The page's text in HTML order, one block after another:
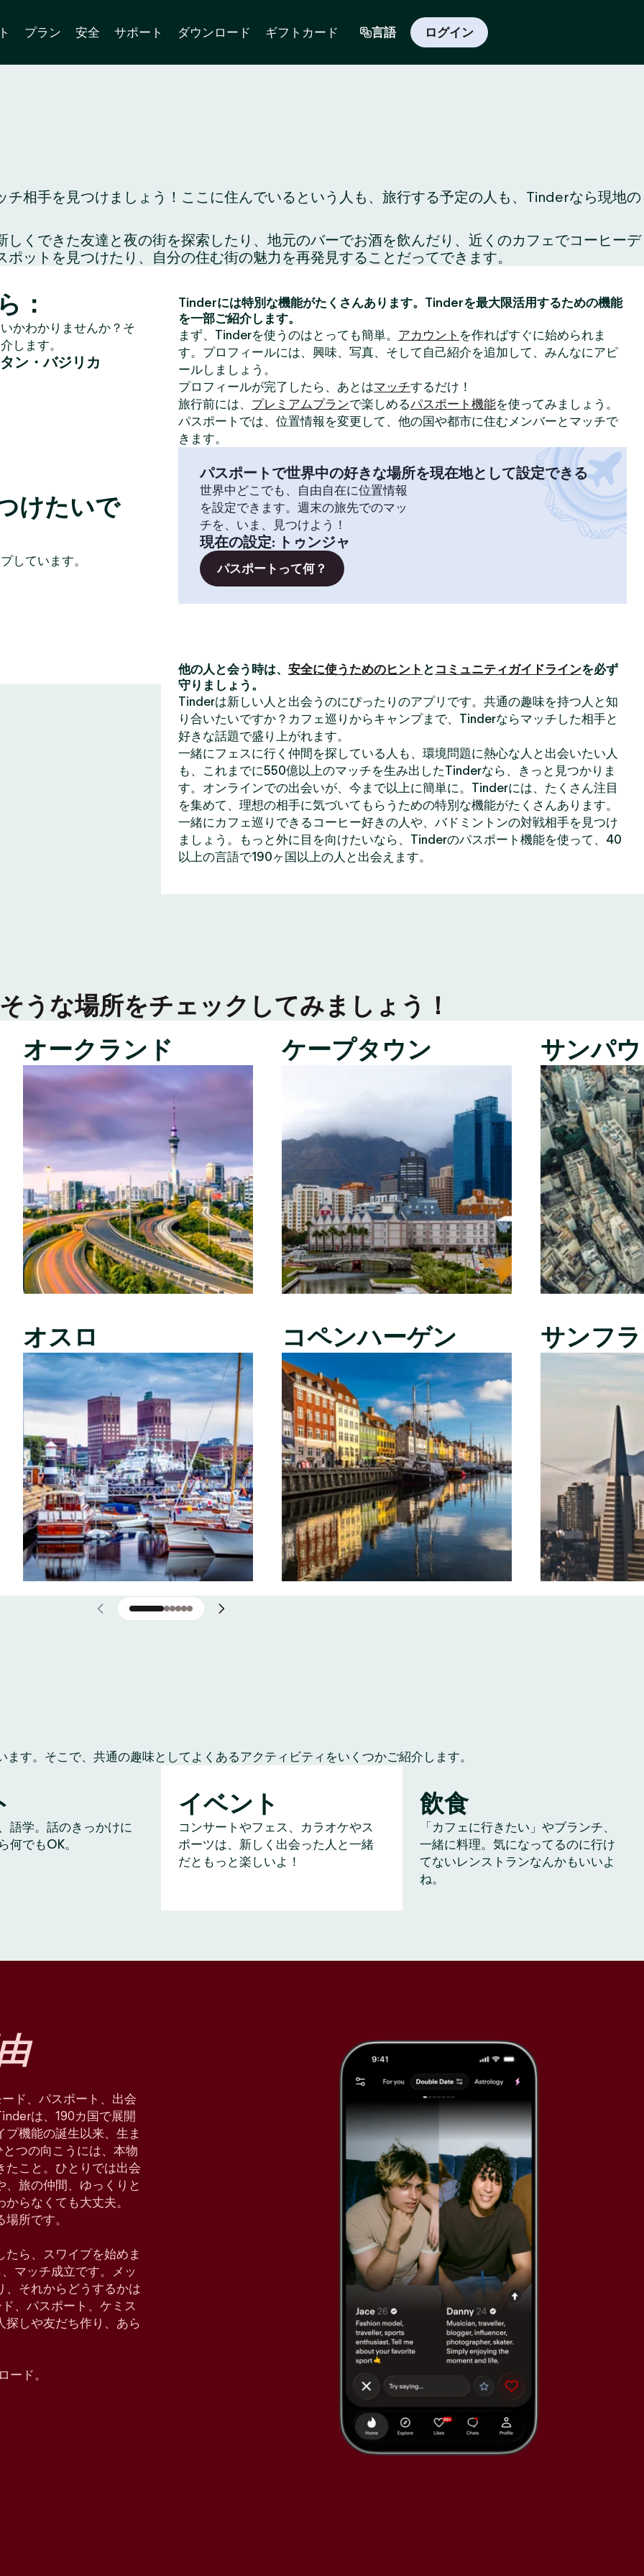
プラン 安全 サポート ダウンロード ギフトカード 言語 ログイン
相手を見つけましょう！ここに住んでいるという人も、旅行する予定の人も、Tinderなら現地の
くできた友達と夜の街を探索したり、地元のバーでお酒を飲んだり、近くのカフェでコーヒーデ
ットを見つけたり、自分の住む街の魅力を再発見することだってできます。
：
かわかりませんか？そ
します。
ン・バジリカ
けたいで
しています。
Tinderには特別な機能がたくさんあります。Tinderを最大限活用するための機能
を一部ご紹介します。
まず、Tinderを使うのはとっても簡単。 アカウント を作ればすぐに始められま
す。プロフィールには、興味、写真、そして自己紹介を追加して、みんなにアピ
ールしましょう。
プロフィールが完了したら、あとはマッチするだけ！
旅行前には、 プレミアムプランで楽しめるパスポート機能を使ってみましょう。
パスポートでは、位置情報を変更して、他の国や都市に住むメンバーとマッチで
きます。
パスポートで世界中の好きな場所を現在地として設定できる
世界中どこでも、自由自在に位置情報
を設定できます。週末の旅先でのマッ
チを、いま、見つけよう！
現在の設定: トゥンジャ
パスポートって何？
他の人と会う時は、 安全に使うためのヒント と コミュニティガイドラインを必ず
守りましょう。
Tinderは新しい人と出会うのにぴったりのアプリです。共通の趣味を持つ人と知
り合いたいですか？カフェ巡りからキャンプまで、Tinderならマッチした相手と
好きな話題で盛り上がれます。
一緒にフェスに行く仲間を探している人も、環境問題に熱心な人と出会いたい人
も、これまでに550億以上のマッチを生み出したTinderなら、きっと見つかりま
す。オンラインでの出会いが、今まで以上に簡単に。Tinderには、たくさん注目
を集めて、理想の相手に気づいてもらうための特別な機能がたくさんあります。
一緒にカフェ巡りできるコーヒー好きの人や、バドミントンの対戦相手を見つけ
ましょう。もっと外に目を向けたいなら、Tinderのパスポート機能を使って、40
以上の言語で190ヶ国以上の人と出会えます。
うな場所をチェックしてみましょう！
オークランド
オスロ
ケープタウン
コペンハーゲン
サンパ
サンフ
す。そこで、共通の趣味としてよくあるアクティビティをいくつかご紹介します。
語学。話のきっかけに
何でもOK。
イベント
コンサートやフェス、カラオケやス
ポーツは、新しく出会った人と一緒
だともっと楽しいよ！
飲食
「カフェに行きたい」やブランチ、
一緒に料理。気になってるのに行け
てないレンストランなんかもいいよ
ね。
ド、パスポート、出会
は、190カ国で展開
機能の誕生以来、生ま
つの向こうには、本物
こと。ひとりでは出会
旅の仲間、ゆっくりと
らなくても大丈夫。
所です。
ら、スワイプを始めま
マッチ成立です。メッ
、それからどうするかは
、パスポート、ケミス
しや友だち作り、あら
ード。